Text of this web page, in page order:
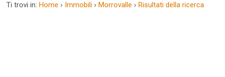
Ti trovi in:Home › Immobili ›Morrovalle ›Risultati della ricerca